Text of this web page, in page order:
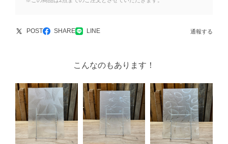
POST SHARE LINE 通報する
こんなのもあります！